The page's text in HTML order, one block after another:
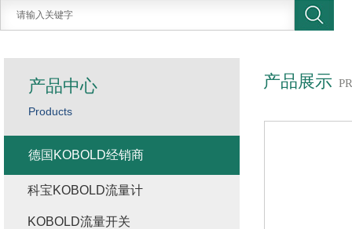
产品展示
产品中心
Products
德国KOBOLD经销商
科宝KOBOLD流量计
KOBOLD流量开关